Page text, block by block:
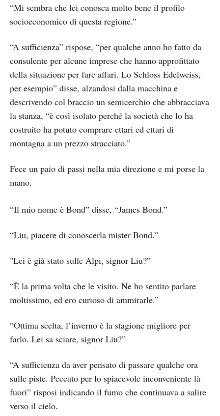
“Mi sembra che lei conosca molto bene il profilo
socioeconomico di questa regione.”
“A sufficienza” rispose, “per qualche anno ho fatto da
consulente per alcune imprese che hanno approfittato
della situazione per fare affari. Lo Schloss Edelweiss,
per esempio” disse, alzandosi dalla macchina e
descrivendo col braccio un semicerchio che abbracciava
la stanza, “è così isolato perché la società che lo ha
costruito ha potuto comprare ettari ed ettari di
montagna a un prezzo stracciato.”
Fece un paio di passi nella mia direzione e mi porse la
mano.
“Il mio nome è Bond” disse, “James Bond.”
“Liu, piacere di conoscerla mister Bond.”
"Lei è già stato sulle Alpi, signor Liu?”
“È la prima volta che le visito. Ne ho sentito parlare
moltissimo, ed ero curioso di ammirarle.”
“Ottima scelta, l’inverno è la stagione migliore per
farlo. Lei sa sciare, signor Liu?”
“A sufficienza da aver pensato di passare qualche ora
sulle piste. Peccato per lo spiacevole inconveniente là
fuori” risposi indicando il fumo che continuava a salire
verso il cielo.